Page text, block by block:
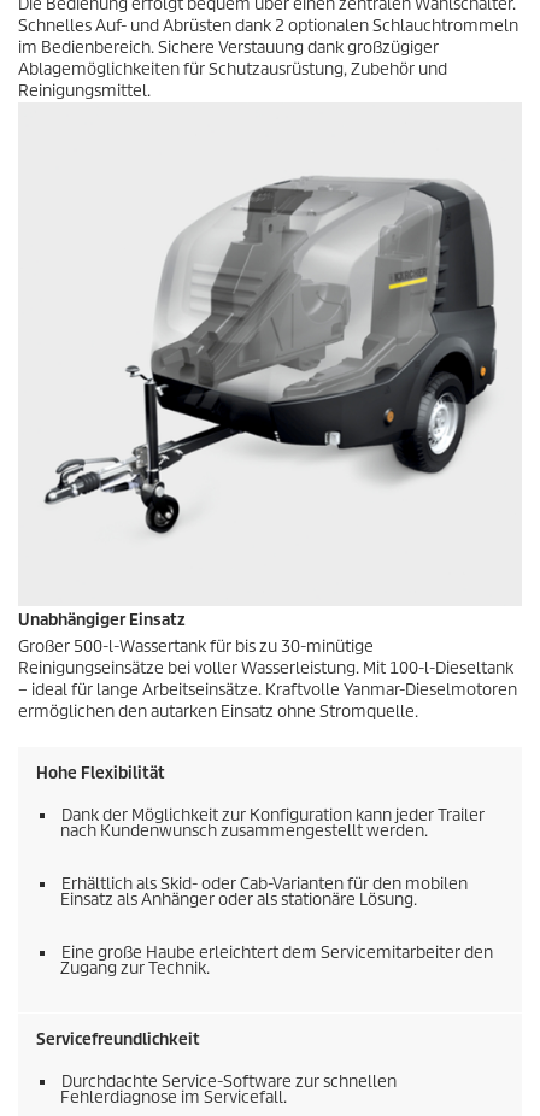
Die Bedienung erfolgt bequem über einen zentralen Wahlschalter.
Schnelles Auf- und Abrüsten dank 2 optionalen Schlauchtrommeln
im Bedienbereich. Sichere Verstauung dank großzügiger
Ablagemöglichkeiten für Schutzausrüstung, Zubehör und
Reinigungsmittel.
Unabhängiger Einsatz
Großer 500-l-Wassertank für bis zu 30-minütige
Reinigungseinsätze bei voller Wasserleistung. Mit 100-l-Dieseltank
– ideal für lange Arbeitseinsätze. Kraftvolle Yanmar-Dieselmotoren
ermöglichen den autarken Einsatz ohne Stromquelle.
Hohe Flexibilität
Dank der Möglichkeit zur Konfiguration kann jeder Trailer
nach Kundenwunsch zusammengestellt werden.
Erhältlich als Skid- oder Cab-Varianten für den mobilen
Einsatz als Anhänger oder als stationäre Lösung.
Eine große Haube erleichtert dem Servicemitarbeiter den
Zugang zur Technik.
Servicefreundlichkeit
Durchdachte Service-Software zur schnellen
Fehlerdiagnose im Servicefall.